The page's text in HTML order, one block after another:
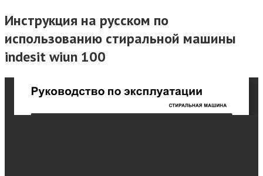
Инструкция на русском по
использованию стиральной машины
indesit wiun 100